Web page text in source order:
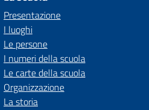
Presentazione
I luoghi
Le persone
I numeri della scuola
Le carte della scuola
Organizzazione
La storia